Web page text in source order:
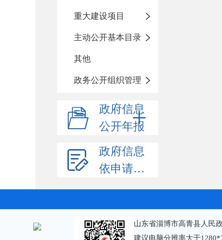
重大建设项目
主动公开基本目录
其他
政务公开组织管理
政府信息
公开年报
政府信息
依申请公开
山东省淄博市高青县人民
建议电脑分辨率大于